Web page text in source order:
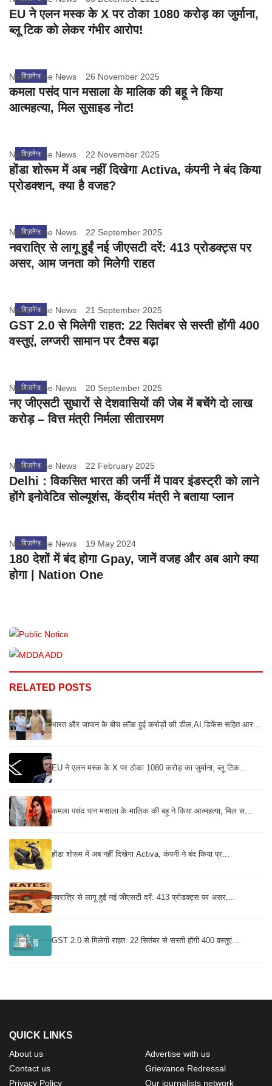
EU ने एलन मस्क के X पर ठोका 1080 करोड़ का जुर्माना,
ब्लू टिक को लेकर गंभीर आरोप!
बिज़नेस
Nation One News 26 November 2025
कमला पसंद पान मसाला के मालिक की बहू ने किया
आत्महत्या, मिल सुसाइड नोट!
बिज़नेस
Nation One News 22 November 2025
होंडा शोरूम में अब नहीं दिखेगा Activa, कंपनी ने बंद किया
प्रोडक्शन, क्या है वजह?
बिज़नेस
Nation One News 22 September 2025
नवरात्रि से लागू हुईं नई जीएसटी दरें: 413 प्रोडक्ट्स पर
असर, आम जनता को मिलेगी राहत
बिज़नेस
Nation One News 21 September 2025
GST 2.0 से मिलेगी राहत: 22 सितंबर से सस्ती होंगी 400
वस्तुएं, लग्जरी सामान पर टैक्स बढ़ा
बिज़नेस
Nation One News 20 September 2025
नए जीएसटी सुधारों से देशवासियों की जेब में बचेंगे दो लाख
करोड़ – वित्त मंत्री निर्मला सीतारमण
बिज़नेस
Nation One News 22 February 2025
Delhi : विकसित भारत की जर्नी में पावर इंडस्ट्री को लाने
होंगे इनोवेटिव सोल्यूशंस, केंद्रीय मंत्री ने बताया प्लान
बिज़नेस
Nation One News 19 May 2024
180 देशों में बंद होगा Gpay, जानें वजह और अब आगे क्या
होगा | Nation One
RELATED POSTS
भारत और जापान के बीच लॉक हुई करोड़ों की डील,AI,डिफेंस सहित आर...
EU ने एलन मस्क के X पर ठोका 1080 करोड़ का जुर्माना, ब्लू टिक...
कमला पसंद पान मसाला के मालिक की बहू ने किया आत्महत्या, मिल स...
होंडा शोरूम में अब नहीं दिखेगा Activa, कंपनी ने बंद किया प्र...
नवरात्रि से लागू हुईं नई जीएसटी दरें: 413 प्रोडक्ट्स पर असर,...
GST 2.0 से मिलेगी राहत: 22 सितंबर से सस्ती होंगी 400 वस्तुएं...
QUICK LINKS
About us
Contact us
Privacy Policy
Advertise with us
Grievance Redressal
Our journalists network